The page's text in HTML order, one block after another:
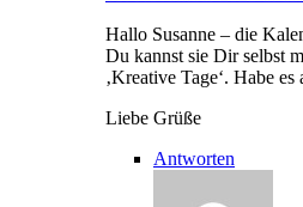
Hallo Susanne – die
Du kannst sie Dir selbst
‚Kreative Tage‘. Habe
Liebe Grüße
Antworten